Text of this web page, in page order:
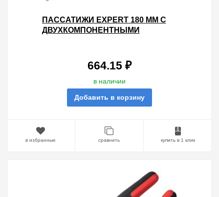
ПАССАТИЖИ EXPERT 180 ММ С
ДВУХКОМПОНЕНТНЫМИ
664.15 ₽
в наличии
Добавить в корзину
в избранные сравнить купить в 1 клик